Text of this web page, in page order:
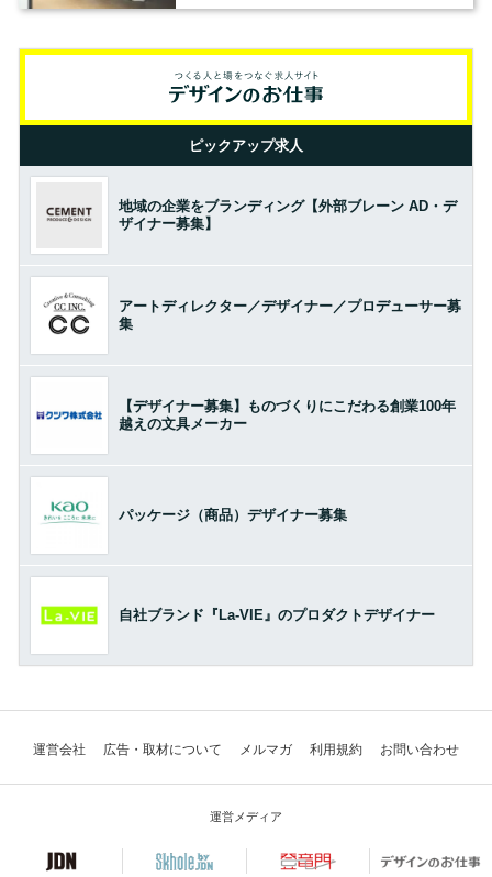
ピックアップ求人
地域の企業をブランディング【外部ブレーン AD・デ
ザイナー募集】
アートディレクター／デザイナー／プロデューサー募
集
【デザイナー募集】ものづくりにこだわる創業100年
越えの文具メーカー
パッケージ（商品）デザイナー募集
自社ブランド『La-VIE』のプロダクトデザイナー
運営会社 広告・取材について メルマガ 利用規約 お問い合わせ
運営メディア